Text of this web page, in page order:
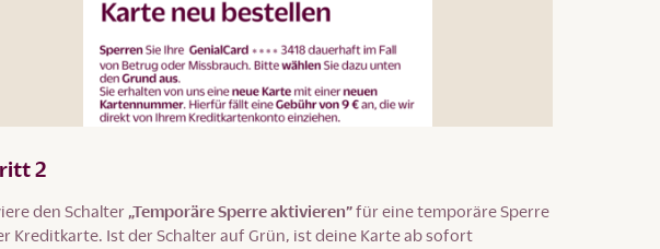
2
den Schalter „Temporäre Sperre aktivieren”für eine temporäre Sperre
Kreditkarte. Ist der Schalter auf Grün, ist deine Karte ab sofort